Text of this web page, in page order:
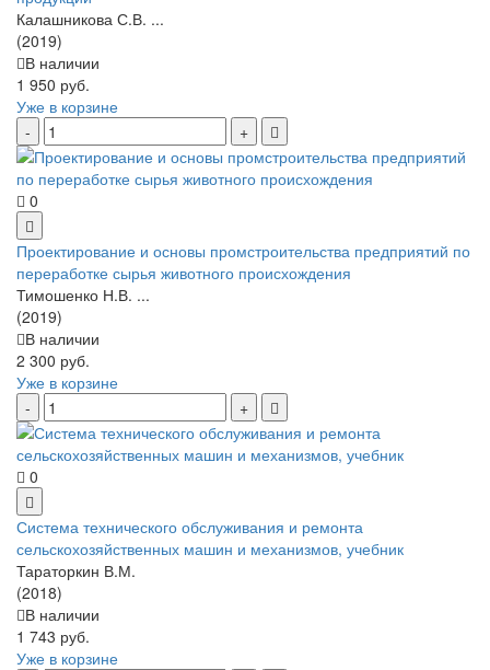
Калашникова С.В. ...
(2019)
В наличии
1 950 руб.
Уже в корзине
0
Проектирование и основы промстроительства предприятий по
переработке сырья животного происхождения
Тимошенко Н.В. ...
(2019)
В наличии
2 300 руб.
Уже в корзине
0
Система технического обслуживания и ремонта
сельскохозяйственных машин и механизмов, учебник
Тараторкин В.М.
(2018)
В наличии
1 743 руб.
Уже в корзине